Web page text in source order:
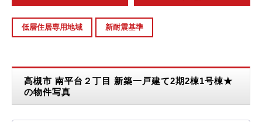
低層住居専用地域 新耐震基準
高槻市 南平台２丁目 新築一戸建て2期2棟1号棟★
の物件写真